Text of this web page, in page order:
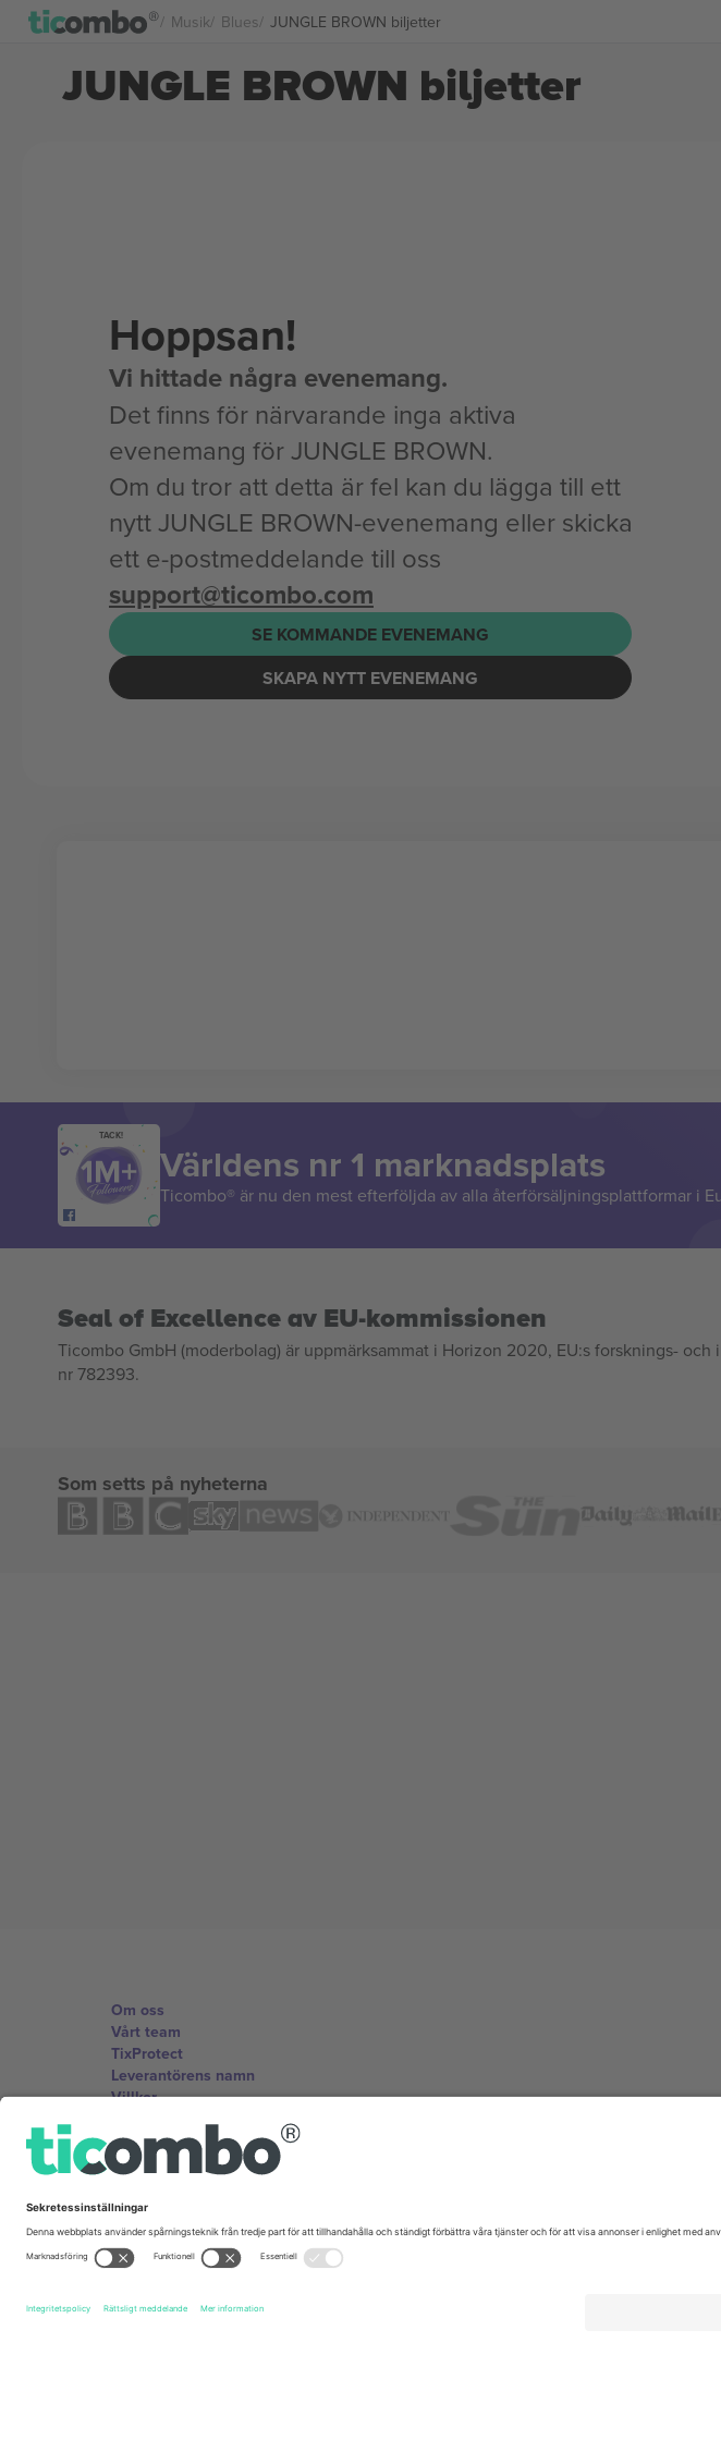
Musik Blues JUNGLE BROWN biljetter
JUNGLE BROWN biljetter
Hoppsan!
Vi hittade några evenemang.
Det finns för närvarande inga aktiva
evenemang för JUNGLE BROWN.
Om du tror att detta är fel kan du lägga till ett
nytt JUNGLE BROWN-evenemang eller skicka
ett e-postmeddelande till oss
support@ticombo.com
SE KOMMANDE EVENEMANG
SKAPA NYTT EVENEMANG
TACK!
Världens nr 1 marknadsplats
Ticombo® är nu den mest efterföljda av alla återförsäljningsplattformar i
Seal of Excellence av EU-kommissionen
Ticombo GmbH (moderbolag) är uppmärksammat i Horizon 2020, EU:s forsknings-
nr 782393.
Som setts på nyheterna
Om oss
Vårt team
TixProtect
Leverantörens namn
Villkor
Affiliate-program